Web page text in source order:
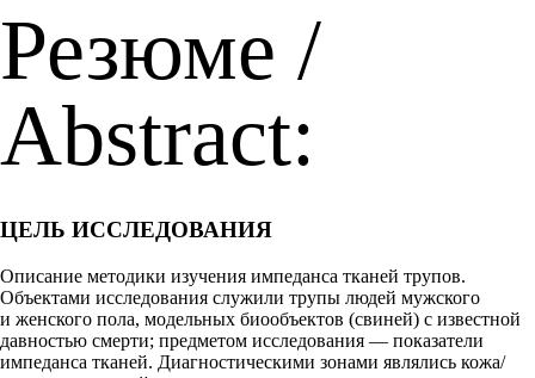
Резюме /
Abstract:
ЦЕЛЬ ИССЛЕДОВАНИЯ
Описание методики изучения импеданса тканей трупов.
Объектами исследования служили трупы людей мужского
и женского пола, модельных биообъектов (свиней) с известной
давностью смерти; предметом исследования — показатели
импеданса тканей. Диагностическими зонами являлись кожа/